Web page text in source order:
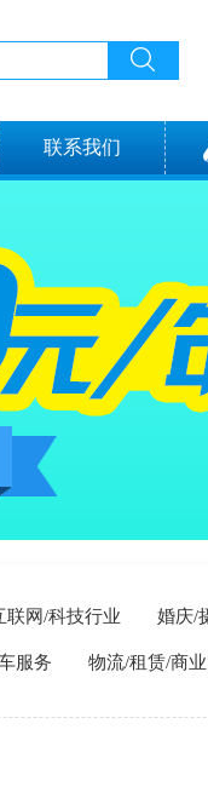
联系我们
联网/科技行业 婚庆/
服务 物流/租赁/商